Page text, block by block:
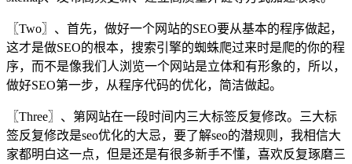
〖Two〗、首先，做好一个网站的SEO要从基本的程序做起，
这才是做SEO的根本，搜索引擎的蜘蛛爬过来时是爬的你的程
序，而不是像我们人浏览一个网站是立体和有形象的，所以，
做好SEO第一步，从程序代码的优化，简洁做起。
〖Three〗、第网站在一段时间内三大标签反复修改。三大标
签反复修改是seo优化的大忌，要了解seo的潜规则，我相信大
家都明白这一点，但是还是有很多新手不懂，喜欢反复琢磨三